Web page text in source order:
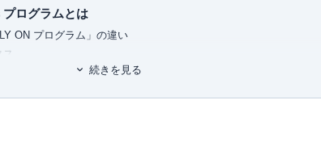
ログラムとは
ON プログラム」の違い
続きを見る